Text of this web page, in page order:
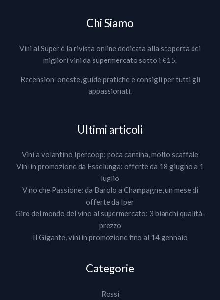
Chi Siamo
Vini al Super è la rivista online dedicata alla scoperta dei
migliori vini da supermercato sotto i €15.
Recensioni oneste, guide pratiche e consigli per tutti gli
appassionati.
Ultimi articoli
Vini a volantino Ipercoop: poca cantina, molto scaffale
Vini in promozione da Esselunga: offerte da 18 giugno a 1
luglio
Vino che Passione: da Barolo a Champagne, un mese di
offerte da Iper
Giro del mondo del vino al supermercato: 3 bianchi qualità-
prezzo
Il Gigante, vini in promozione fino al 14 gennaio
Categorie
Rossi